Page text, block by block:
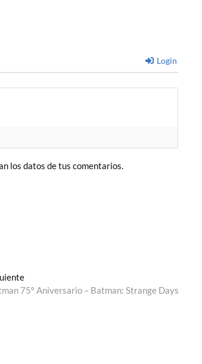
Login
los datos de tus comentarios.
Entrada
siguiente:
75º Aniversario – Batman: Strange Days